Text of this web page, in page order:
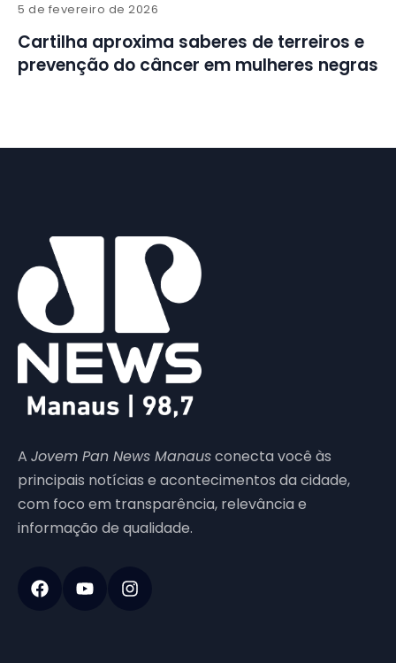
5 de fevereiro de 2026
Cartilha aproxima saberes de terreiros e
prevenção do câncer em mulheres negras
A Jovem Pan News Manausconecta você às
principais notícias e acontecimentos da cidade,
com foco em transparência, relevância e
informação de qualidade.